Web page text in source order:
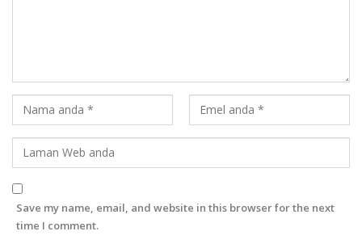
Save my name, email, and website in this browser for the next
time I comment.